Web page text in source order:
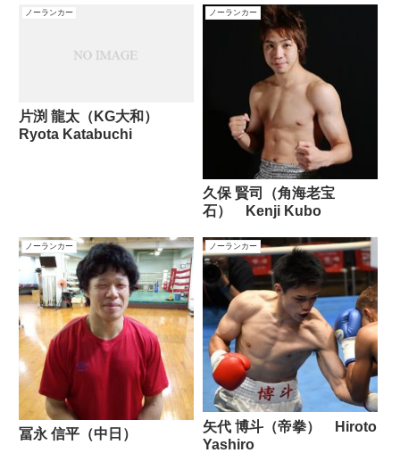
ノーランカー
片渕 龍太（KG大和）
Ryota Katabuchi
ノーランカー
久保 賢司（角海老宝
石） Kenji Kubo
ノーランカー
冨永 信平（中日）
ノーランカー
矢代 博斗（帝拳） Hiroto
Yashiro